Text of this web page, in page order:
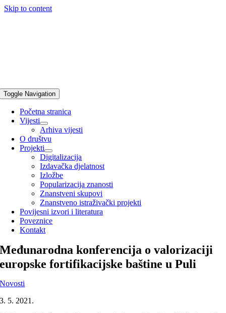
Skip to content
Toggle Navigation
Početna stranica
Vijesti
Arhiva vijesti
O društvu
Projekti
Digitalizacija
Izdavačka djelatnost
Izložbe
Popularizacija znanosti
Znanstveni skupovi
Znanstveno istraživački projekti
Povijesni izvori i literatura
Poveznice
Kontakt
Međunarodna konferencija o valorizaciji
europske fortifikacijske baštine u Puli
Novosti
3. 5. 2021.